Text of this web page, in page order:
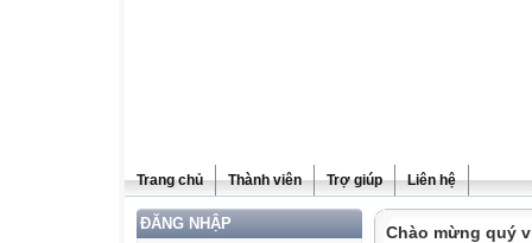
Trang chủ Thành viên Trợ giúp Liên hệ
ĐĂNG NHẬP Chào mừng quý